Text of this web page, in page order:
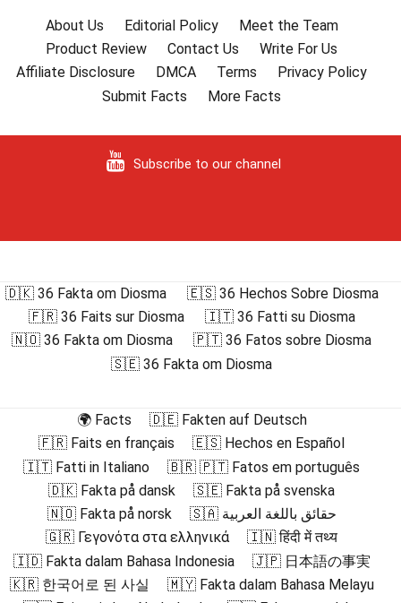
About Us Editorial Policy
Meet the Team
Product Review
Contact Us
Write For Us
Affiliate Disclosure
DMCA Terms
Privacy Policy
Submit Facts
More Facts
Subscribe to our channel
🇩🇰 36 Fakta om Diosma
🇪🇸 36 Hechos Sobre Diosma
🇫🇷 36 Faits sur Diosma
🇮🇹 36 Fatti su Diosma
🇳🇴 36 Fakta om Diosma
🇵🇹 36 Fatos sobre Diosma
🇸🇪 36 Fakta om Diosma
🌍 Facts
🇩🇪 Fakten auf Deutsch
🇫🇷 Faits en français
🇪🇸 Hechos en Español
🇮🇹 Fatti in Italiano
🇧🇷 🇵🇹 Fatos em português
🇩🇰 Fakta på dansk
🇸🇪 Fakta på svenska
🇳🇴 Fakta på norsk
🇸🇦 حقائق باللغة العربية
🇬🇷 Γεγονότα στα ελληνικά
🇮🇳 हिंदी में तथ्य
🇮🇩 Fakta dalam Bahasa Indonesia
🇯🇵 日本語の事実
🇰🇷 한국어로 된 사실
🇲🇾 Fakta dalam Bahasa Melayu